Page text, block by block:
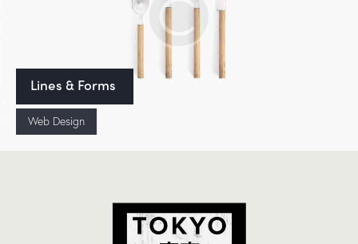
Lines & Forms
Web Design